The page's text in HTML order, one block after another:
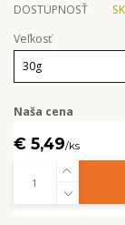
DOSTUPNOSŤ
Veľkosť
Naša cena
€ 5,49/ks